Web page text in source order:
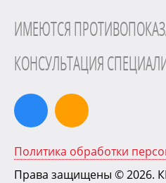
ИМЕЮТСЯ
КОНСУЛЬТАЦИЯ
Политика обработки
Права защищены © 2026.